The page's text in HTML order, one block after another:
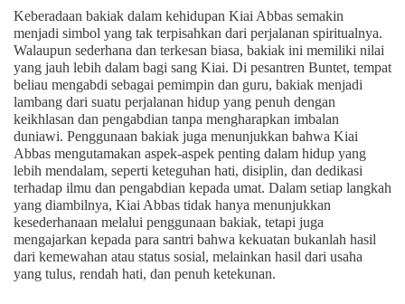
Keberadaan bakiak dalam kehidupan Kiai Abbas semakin
menjadi simbol yang tak terpisahkan dari perjalanan spiritualnya.
Walaupun sederhana dan terkesan biasa, bakiak ini memiliki nilai
yang jauh lebih dalam bagi sang Kiai. Di pesantren Buntet, tempat
beliau mengabdi sebagai pemimpin dan guru, bakiak menjadi
lambang dari suatu perjalanan hidup yang penuh dengan
keikhlasan dan pengabdian tanpa mengharapkan imbalan
duniawi. Penggunaan bakiak juga menunjukkan bahwa Kiai
Abbas mengutamakan aspek-aspek penting dalam hidup yang
lebih mendalam, seperti keteguhan hati, disiplin, dan dedikasi
terhadap ilmu dan pengabdian kepada umat. Dalam setiap langkah
yang diambilnya, Kiai Abbas tidak hanya menunjukkan
kesederhanaan melalui penggunaan bakiak, tetapi juga
mengajarkan kepada para santri bahwa kekuatan bukanlah hasil
dari kemewahan atau status sosial, melainkan hasil dari usaha
yang tulus, rendah hati, dan penuh ketekunan.